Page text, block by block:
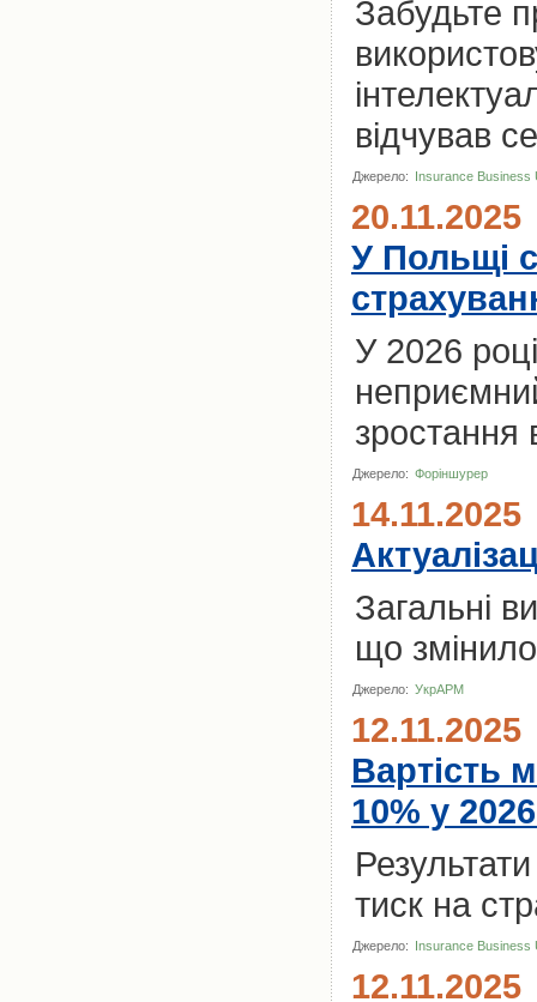
Забудьте
відчував
Джерело: Insurance Business
20.11.2025
У Польщі
У 2026
зростання
Джерело: Форіншурер
14.11.2025
Загальні
що
Джерело: УкрАРМ
12.11.2025
Вартість
10% у
тиск на
Джерело: Insurance Business
12.11.2025